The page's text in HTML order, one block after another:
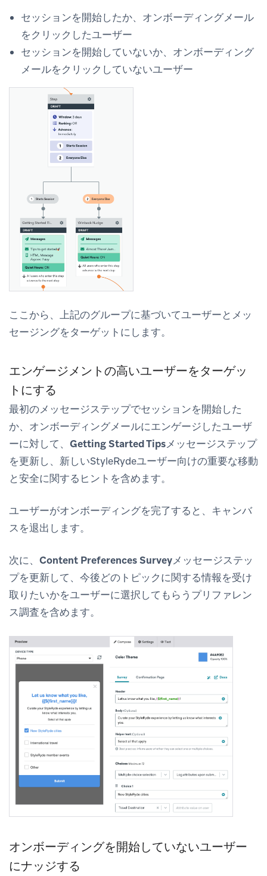
セッションを開始したか、オンボーディングメール
をクリックしたユーザー
セッションを開始していないか、オンボーディング
メールをクリックしていないユーザー
ここから、上記のグループに基づいてユーザーとメッ
セージングをターゲットにします。
エンゲージメントの高いユーザーをターゲッ
トにする
最初のメッセージステップでセッションを開始した
か、オンボーディングメールにエンゲージしたユーザ
ーに対して、 Getting Started Tipsメッセージステップ
を更新し、新しいStyleRydeユーザー向けの重要な移動
と安全に関するヒントを含めます。
ユーザーがオンボーディングを完了すると、キャンバ
スを退出します。
次に、 Content Preferences Surveyメッセージステッ
プを更新して、今後どのトピックに関する情報を受け
取りたいかをユーザーに選択してもらうプリファレン
ス調査を含めます。
オンボーディングを開始していないユーザー
にナッジする